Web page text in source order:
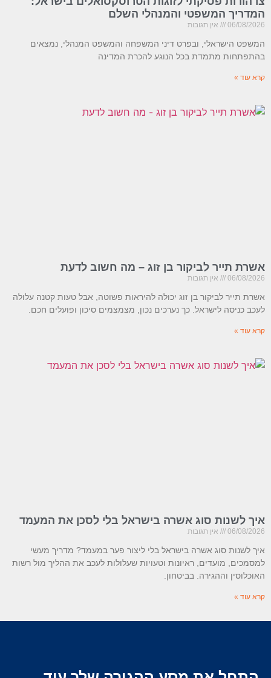
המשפטי והמנהלי השלם
06/08/ אין תגובות
הישראלי, ובפרט דיני המשפחה והמשפט המנהלי, נמצאים
מתמדת בכל הנוגע להכרת המדינה
עוד »
תייר לביקור בן זוג – מה חשוב לדעת
06/08/ אין תגובות
תייר לביקור בן זוג יכולה להיראות פשוטה, אבל טעות קטנה עלולה
כניסה לישראל. כך נערכים נכון, מצמצמים סיכון ופועלים חכם.
עוד »
לשנות סוג אשרה בישראל בלי לסכן את המעמד
06/08/ אין תגובות
לשנות סוג אשרה בישראל בלי ליצור פער במעמד? מדריך מעשי
מועדים, ראיונות וטעויות שעלולות לעכב את ההליך מול רשות
וההגירה. בביטחון.
עוד »